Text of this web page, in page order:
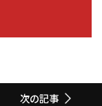
次の記事